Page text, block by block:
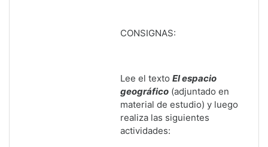
CONSIGNAS:
Lee el texto El espacio
geográfico (adjuntado en
material de estudio) y luego
realiza las siguientes
actividades: